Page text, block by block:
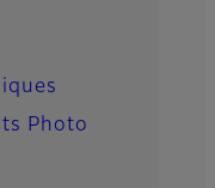
Photo